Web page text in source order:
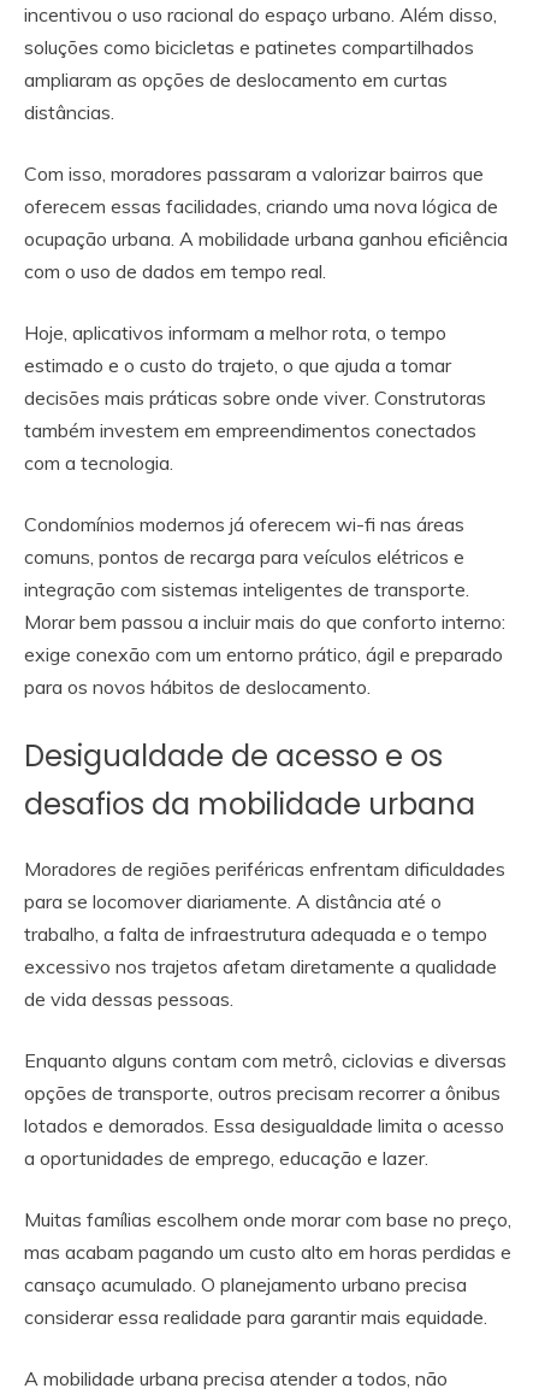
incentivou o uso racional do espaço urbano. Além disso,
soluções como bicicletas e patinetes compartilhados
ampliaram as opções de deslocamento em curtas
distâncias.
Com isso, moradores passaram a valorizar bairros que
oferecem essas facilidades, criando uma nova lógica de
ocupação urbana. A mobilidade urbana ganhou eficiência
com o uso de dados em tempo real.
Hoje, aplicativos informam a melhor rota, o tempo
estimado e o custo do trajeto, o que ajuda a tomar
decisões mais práticas sobre onde viver. Construtoras
também investem em empreendimentos conectados
com a tecnologia.
Condomínios modernos já oferecem wi-fi nas áreas
comuns, pontos de recarga para veículos elétricos e
integração com sistemas inteligentes de transporte.
Morar bem passou a incluir mais do que conforto interno:
exige conexão com um entorno prático, ágil e preparado
para os novos hábitos de deslocamento.
Desigualdade de acesso e os
desafios da mobilidade urbana
Moradores de regiões periféricas enfrentam dificuldades
para se locomover diariamente. A distância até o
trabalho, a falta de infraestrutura adequada e o tempo
excessivo nos trajetos afetam diretamente a qualidade
de vida dessas pessoas.
Enquanto alguns contam com metrô, ciclovias e diversas
opções de transporte, outros precisam recorrer a ônibus
lotados e demorados. Essa desigualdade limita o acesso
a oportunidades de emprego, educação e lazer.
Muitas famílias escolhem onde morar com base no preço,
mas acabam pagando um custo alto em horas perdidas e
cansaço acumulado. O planejamento urbano precisa
considerar essa realidade para garantir mais equidade.
A mobilidade urbana precisa atender a todos, não